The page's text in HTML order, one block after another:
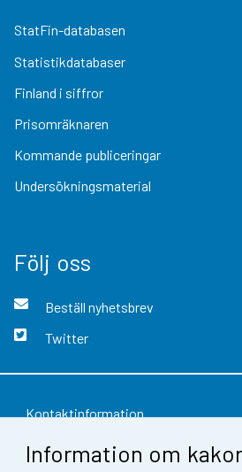
Information om
StatFin-databasen
Statistikdatabaser
Finland i siffror
Prisomräknaren
Kommande publiceringar
Undersökningsmaterial
Följ oss
Beställ nyhetsbrev
Twitter
Kontaktinformation
Respons